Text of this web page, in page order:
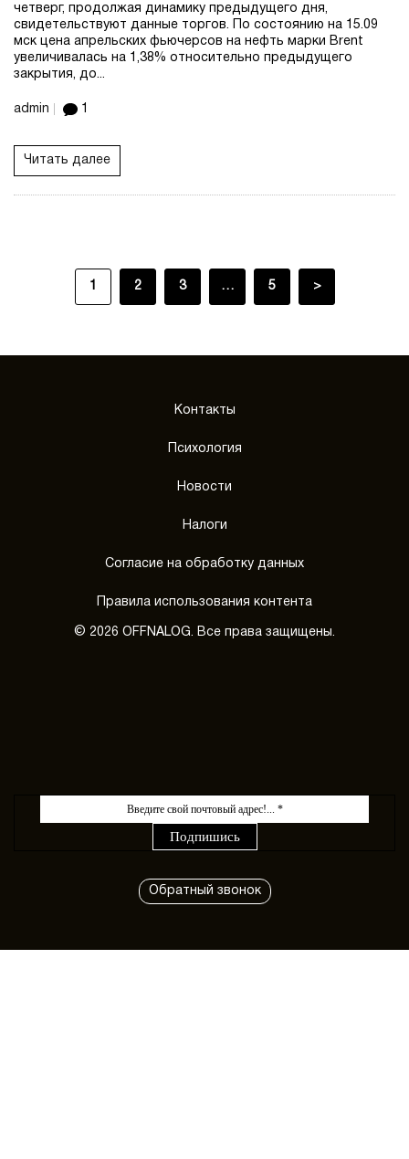
четверг, продолжая динамику предыдущего дня,
свидетельствуют данные торгов. По состоянию на 15.09
мск цена апрельских фьючерсов на нефть марки Brent
увеличивалась на 1,38% относительно предыдущего
закрытия, до...
admin 1
Читать далее
1 2 3 … 5 >
Контакты
Психология
Новости
Налоги
Согласие на обработку данных
Правила использования контента
© 2026 OFFNALOG. Все права защищены.
Обратный звонок